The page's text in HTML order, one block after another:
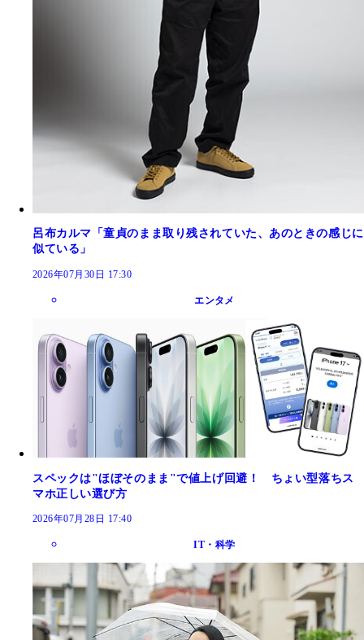
呂布カルマ「童貞のまま取り残されていた、あのときの感じに
似ている」
2026年07月30日 17:30
エンタメ
スペックは"ほぼそのまま"で値上げ回避！ ちょい型落ちス
マホ正しい選び方
2026年07月28日 17:40
IT・科学